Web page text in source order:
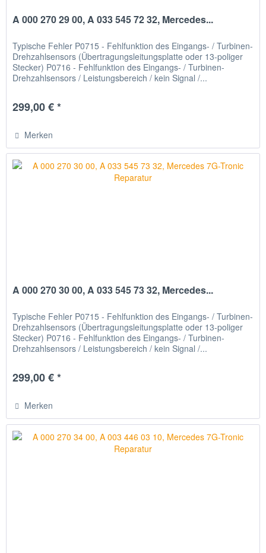
A 000 270 29 00, A 033 545 72 32, Mercedes...
Typische Fehler P0715 - Fehlfunktion des Eingangs- / Turbinen-
Drehzahlsensors (Übertragungsleitungsplatte oder 13-poliger
Stecker) P0716 - Fehlfunktion des Eingangs- / Turbinen-
Drehzahlsensors / Leistungsbereich / kein Signal /...
299,00 € *
Merken
A 000 270 30 00, A 033 545 73 32, Mercedes...
Typische Fehler P0715 - Fehlfunktion des Eingangs- / Turbinen-
Drehzahlsensors (Übertragungsleitungsplatte oder 13-poliger
Stecker) P0716 - Fehlfunktion des Eingangs- / Turbinen-
Drehzahlsensors / Leistungsbereich / kein Signal /...
299,00 € *
Merken